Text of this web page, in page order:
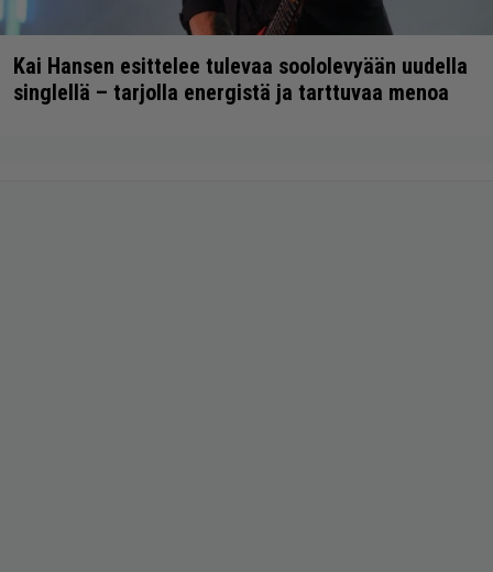
Kai Hansen esittelee tulevaa soololevyään uudella
singlellä – tarjolla energistä ja tarttuvaa menoa